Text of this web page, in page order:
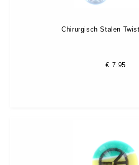
Chirurgisch Stalen
€ 7.95